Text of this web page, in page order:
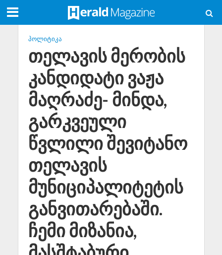
ᲞᲝᲚᲘᲢᲘᲙᲐ
თელავის მერობის
კანდიდატი ვაჟა
მაღრაძე- მინდა,
გარკვეული
წვლილი შევიტანო
თელავის
მუნიციპალიტეტის
განვითარებაში.
ჩემი მიზანია,